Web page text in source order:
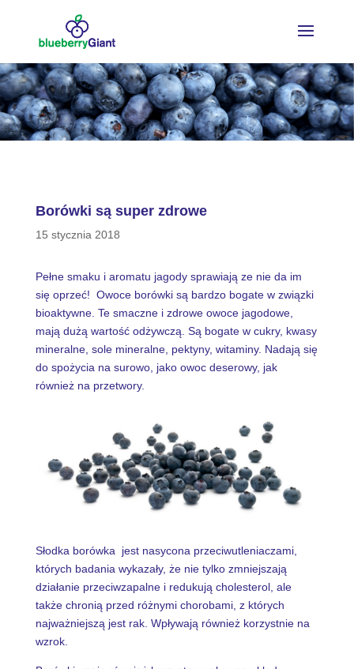
Borówki są super zdrowe
15 stycznia 2018
Pełne smaku i aromatu jagody sprawiają ze nie da im
się oprzeć! Owoce borówki są bardzo bogate w związki
bioaktywne. Te smaczne i zdrowe owoce jagodowe,
mają dużą wartość odżywczą. Są bogate w cukry, kwasy
mineralne, sole mineralne, pektyny, witaminy. Nadają się
do spożycia na surowo, jako owoc deserowy, jak
również na przetwory.
Słodka borówka jest nasycona przeciwutleniaczami,
których badania wykazały, że nie tylko zmniejszają
działanie przeciwzapalne i redukują cholesterol, ale
także chronią przed różnymi chorobami, z których
najważniejszą jest rak. Wpływają również korzystnie na
wzrok.